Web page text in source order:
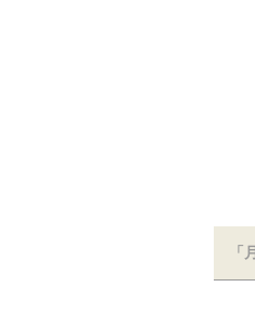
「